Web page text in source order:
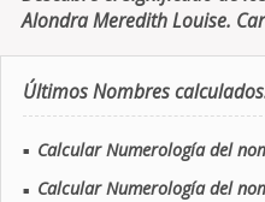
Alondra Meredith Louise.
Últimos Nombres
■ Calcular Numerología del
■ Calcular Numerología del